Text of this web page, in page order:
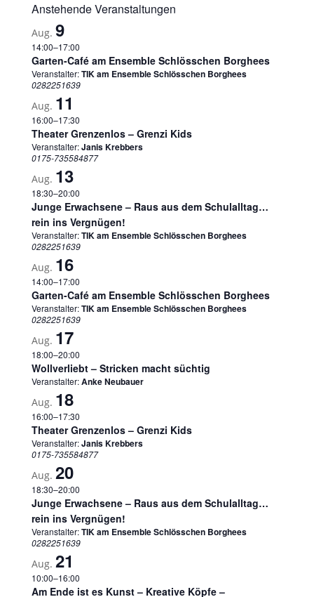
Anstehende Veranstaltungen
Aug. 9
14:00–17:00
Garten-Café am Ensemble Schlösschen Borghees
Veranstalter:TIK am Ensemble Schlösschen Borghees
0282251639
Aug. 11
16:00–17:30
Theater Grenzenlos – Grenzi Kids
Veranstalter:Janis Krebbers
0175-735584877
Aug. 13
18:30–20:00
Junge Erwachsene – Raus aus dem Schulalltag…
rein ins Vergnügen!
Veranstalter:TIK am Ensemble Schlösschen Borghees
0282251639
Aug. 16
14:00–17:00
Garten-Café am Ensemble Schlösschen Borghees
Veranstalter:TIK am Ensemble Schlösschen Borghees
0282251639
Aug. 17
18:00–20:00
Wollverliebt – Stricken macht süchtig
Veranstalter:Anke Neubauer
Aug. 18
16:00–17:30
Theater Grenzenlos – Grenzi Kids
Veranstalter:Janis Krebbers
0175-735584877
Aug. 20
18:30–20:00
Junge Erwachsene – Raus aus dem Schulalltag…
rein ins Vergnügen!
Veranstalter:TIK am Ensemble Schlösschen Borghees
0282251639
Aug. 21
10:00–16:00
Am Ende ist es Kunst – Kreative Köpfe –